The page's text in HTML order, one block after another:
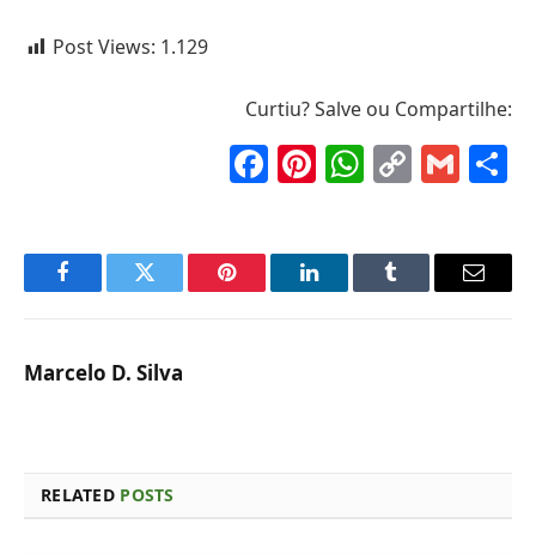
Post Views: 1.129
Curtiu? Salve ou Compartilhe:
Facebook
Pinterest
Copy
FacebookTwitter Pinterest LinkedInTumblr Email
Marcelo D. Silva
RELATED POSTS